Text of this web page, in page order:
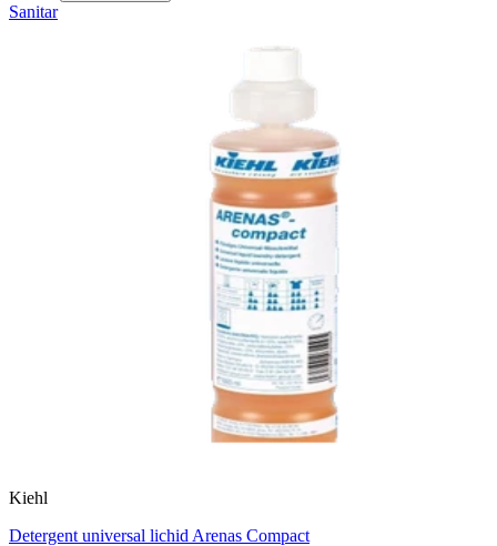
Sanitar
Kiehl
Detergent universal lichid Arenas Compact